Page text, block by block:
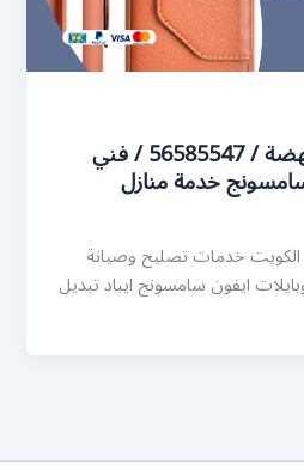
رقم محل تلفونات النهضة / 56585547 / فني
خدمة منازل
خدمات تصليح وصيانة
ايفون سامسونج ايباد تبديل